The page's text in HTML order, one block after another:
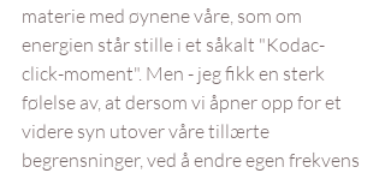
materie med øynene våre, som om
energien står stille i et såkalt "Kodac-
click-moment". Men - jeg fikk en sterk
følelse av, at dersom vi åpner opp for et
videre syn utover våre tillærte
begrensninger, ved å endre egen frekvens